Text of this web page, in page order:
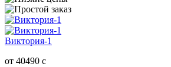
Виктория-1
от 40490 c